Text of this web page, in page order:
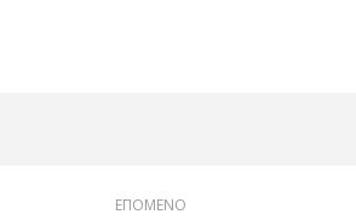
ΕΠΟΜΕΝΟ